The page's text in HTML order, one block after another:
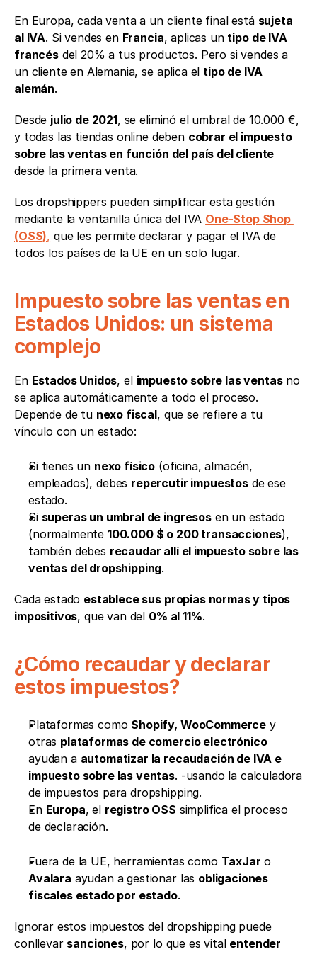
En Europa, cada venta a un cliente final está sujeta
al IVA. Si vendes en Francia, aplicas un tipo de IVA
francés del 20% a tus productos. Pero si vendes a
un cliente en Alemania, se aplica el tipo de IVA
alemán.
Desde julio de 2021, se eliminó el umbral de 10.000 €,
y todas las tiendas online deben cobrar el impuesto
sobre las ventas en función del país del cliente
desde la primera venta.
Los dropshippers pueden simplificar esta gestión
mediante la ventanilla única del IVA One-Stop Shop
(OSS), que les permite declarar y pagar el IVA de
todos los países de la UE en un solo lugar.
Impuesto sobre las ventas en
Estados Unidos: un sistema
complejo
En Estados Unidos, el impuesto sobre las ventas no
se aplica automáticamente a todo el proceso.
Depende de tu nexo fiscal, que se refiere a tu
vínculo con un estado:
Si tienes un nexo físico (oficina, almacén,
empleados), debes repercutir impuestos de ese
estado.
Si superas un umbral de ingresos en un estado
(normalmente 100.000 $ o 200 transacciones),
también debes recaudar allí el impuesto sobre las
ventas del dropshipping.
Cada estado establece sus propias normas y tipos
impositivos, que van del 0% al 11%.
¿Cómo recaudar y declarar
estos impuestos?
Plataformas como Shopify, WooCommerce y
otras plataformas de comercio electrónico
ayudan a automatizar la recaudación de IVA e
impuesto sobre las ventas. -usando la calculadora
de impuestos para dropshipping.
En Europa, el registro OSS simplifica el proceso
de declaración.
Fuera de la UE, herramientas como TaxJar
Avalara ayudan a gestionar las obligaciones
fiscales estado por estado.
Ignorar estos impuestos del dropshipping puede
conllevar sanciones, por lo que es vital entender